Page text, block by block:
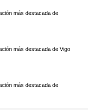
más destacada de
más destacada de Vigo
más destacada de